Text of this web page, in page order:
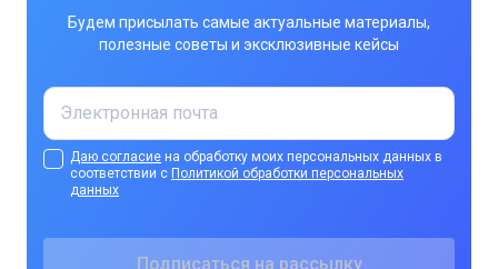
Будем присылать самые актуальные материалы,
полезные советы и эксклюзивные кейсы
Даю согласие на обработку моих персональных данных в
соответствии с Политикой обработки персональных
данных